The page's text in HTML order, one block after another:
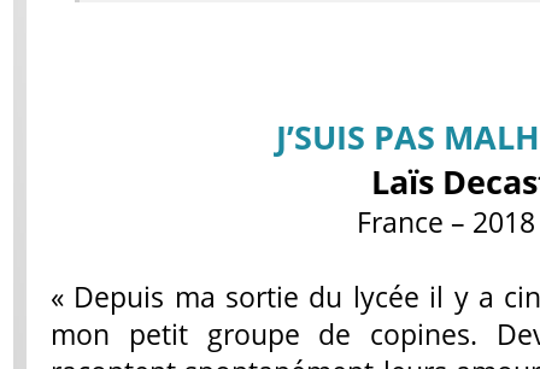
J’SUIS PAS
Laïs
France – 2018
« Depuis ma sortie du lycée il y a
mon petit groupe de copines.